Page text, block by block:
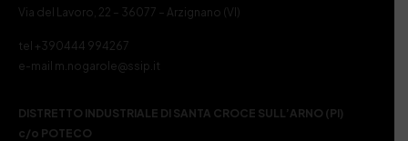
Via del Lavoro, 22 – 36077 – Arzignano (VI)
tel +390444 994267
e-mail m.nogarole@ssip.it
DISTRETTO INDUSTRIALE DI SANTA CROCE SULL’ARNO (PI)
c/o POTECO